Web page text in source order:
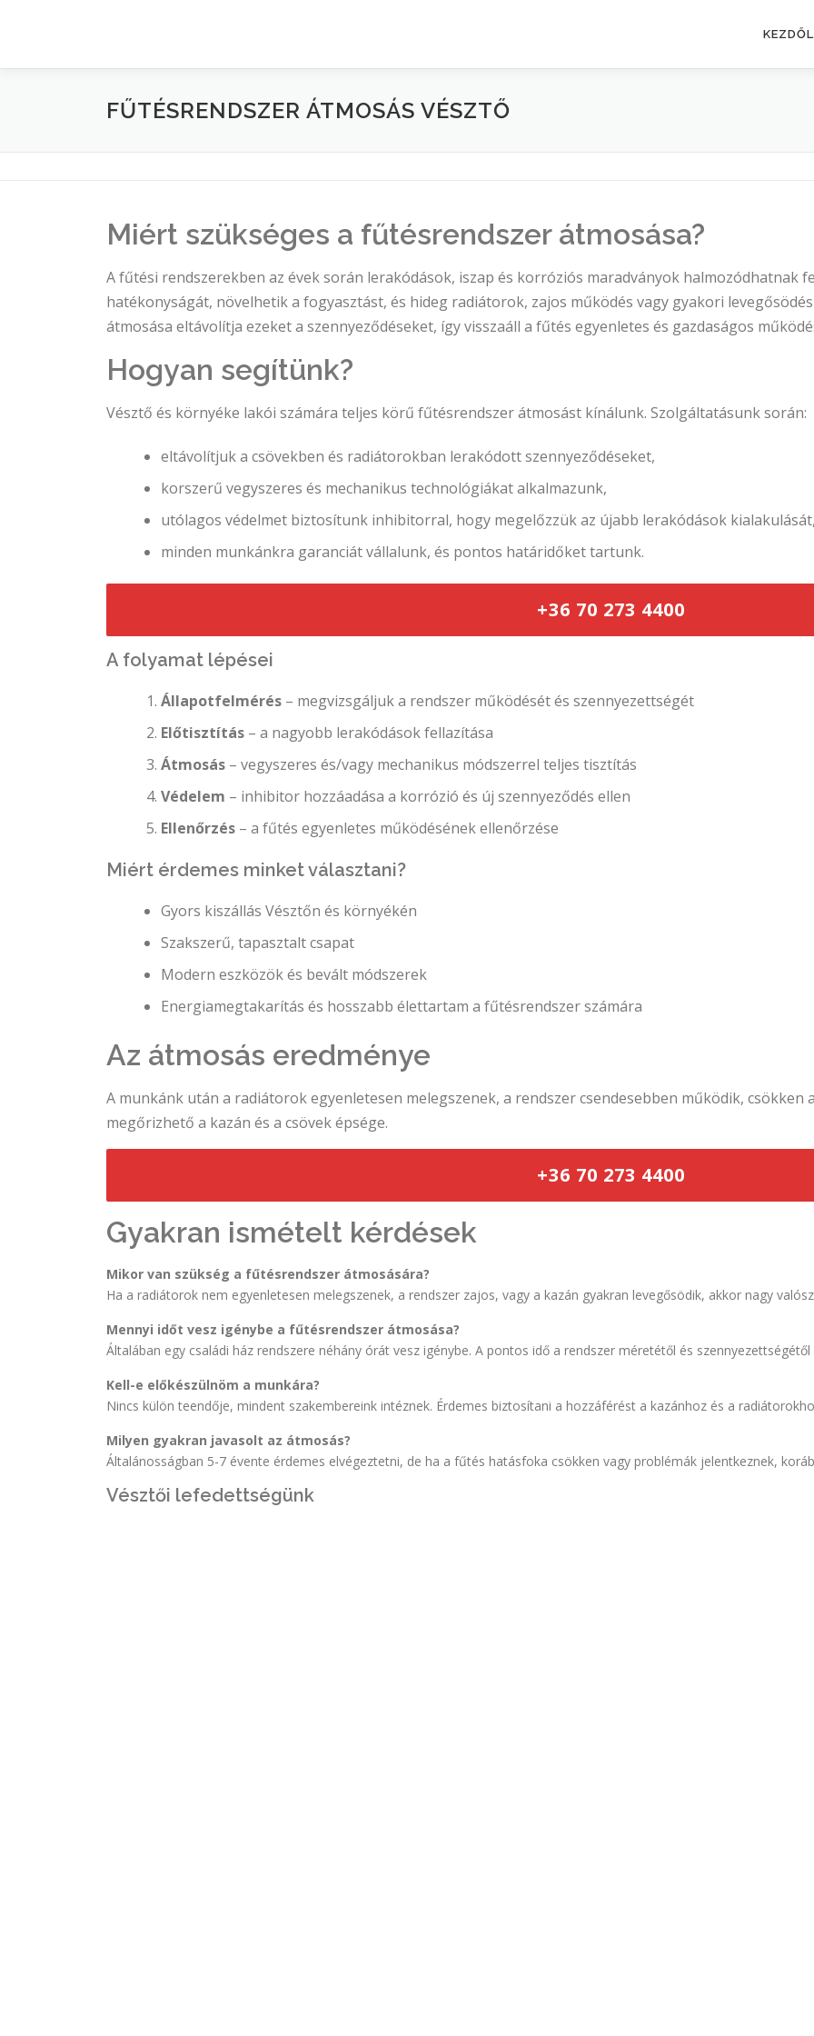
FŰTÉSRENDSZER ÁTMOSÁS VÉSZTŐ
Miért szükséges a fűtésrendszer átmosása?
A fűtési rendszerekben az évek során lerakódások, iszap és korróziós maradványok halmozódhatnak
hatékonyságát, növelhetik a fogyasztást, és hideg radiátorok, zajos működés vagy gyakori
átmosása eltávolítja ezeket a szennyeződéseket, így visszaáll a fűtés egyenletes és gazdaságos
Hogyan segítünk?
Vésztő és környéke lakói számára teljes körű fűtésrendszer átmosást kínálunk. Szolgáltatásunk során:
eltávolítjuk a csövekben és radiátorokban lerakódott szennyeződéseket,
korszerű vegyszeres és mechanikus technológiákat alkalmazunk,
utólagos védelmet biztosítunk inhibitorral, hogy megelőzzük az újabb lerakódások
minden munkánkra garanciát vállalunk, és pontos határidőket tartunk.
+36 70 273 4400
A folyamat lépései
Állapotfelmérés – megvizsgáljuk a rendszer működését és szennyezettségét
Előtisztítás – a nagyobb lerakódások fellazítása
Átmosás – vegyszeres és/vagy mechanikus módszerrel teljes tisztítás
Védelem – inhibitor hozzáadása a korrózió és új szennyeződés ellen
Ellenőrzés – a fűtés egyenletes működésének ellenőrzése
Miért érdemes minket választani?
Gyors kiszállás Vésztőn és környékén
Szakszerű, tapasztalt csapat
Modern eszközök és bevált módszerek
Energiamegtakarítás és hosszabb élettartam a fűtésrendszer számára
Az átmosás eredménye
A munkánk után a radiátorok egyenletesen melegszenek, a rendszer csendesebben működik, csökken
megőrizhető a kazán és a csövek épsége.
+36 70 273 4400
Gyakran ismételt kérdések
Mikor van szükség a fűtésrendszer átmosására?
Ha a radiátorok nem egyenletesen melegszenek, a rendszer zajos, vagy a kazán gyakran levegősödik, akkor nagy
Mennyi időt vesz igénybe a fűtésrendszer átmosása?
Általában egy családi ház rendszere néhány órát vesz igénybe. A pontos idő a rendszer méretétől és szennyezettségétől
Kell-e előkészülnöm a munkára?
Nincs külön teendője, mindent szakembereink intéznek. Érdemes biztosítani a hozzáférést a kazánhoz és a
Milyen gyakran javasolt az átmosás?
Általánosságban 5-7 évente érdemes elvégeztetni, de ha a fűtés hatásfoka csökken vagy problémák jelentkeznek,
Vésztői lefedettségünk